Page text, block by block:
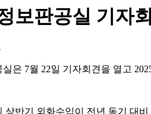
보판공실 기자
은 7월 22일 기자회견을 열고
상반기 외화수입이 전년 동기 대